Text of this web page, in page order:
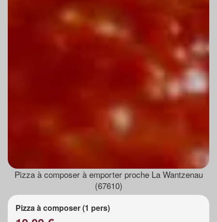
Pizza à composer à emporter proche La Wantzenau
(67610)
Pizza à composer (1 pers)